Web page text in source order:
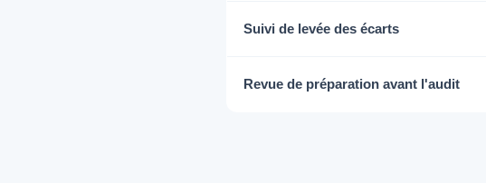
Suivi de levée des écarts
Revue de préparation avant l'audit